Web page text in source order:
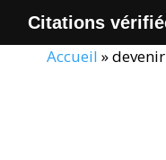
Accueil »devenir
Citations